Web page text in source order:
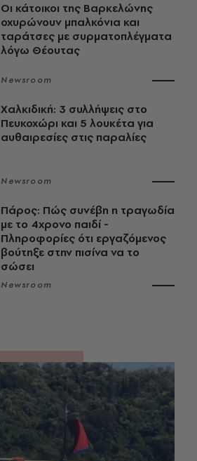
Οι κάτοικοι της Βαρκελώνης
οχυρώνουν μπαλκόνια και
ταράτσες με συρματοπλέγματα
λόγω Θέουτας
Newsroom
Χαλκιδική: 3 συλλήψεις στο
Πευκοχώρι και 5 λουκέτα για
αυθαιρεσίες στις παραλίες
Newsroom
Πάρος: Πώς συνέβη η τραγωδία
με το 4χρονο παιδί -
Πληροφορίες ότι εργαζόμενος
βούτηξε στην πισίνα να το
σώσει
Newsroom